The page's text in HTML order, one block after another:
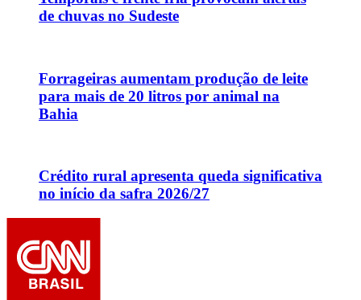
de chuvas no Sudeste
Forrageiras aumentam produção de leite
para mais de 20 litros por animal na
Bahia
Crédito rural apresenta queda significativa
no início da safra 2026/27